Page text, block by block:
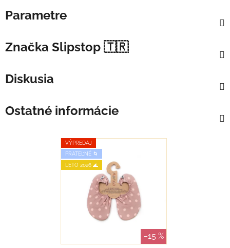
Parametre
Značka Slipstop 🇹🇷
Diskusia
Ostatné informácie
VÝPREDAJ
PRATEĽNÉ 🌀
LETO 2026 🌊
–15 %